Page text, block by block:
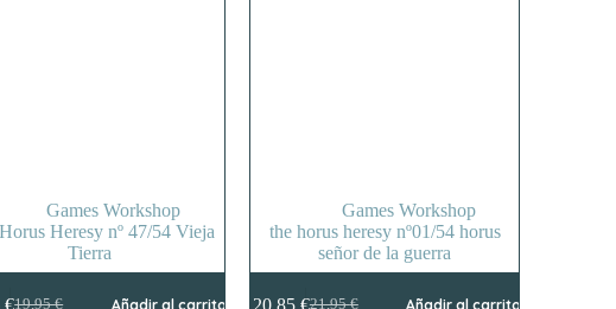
Games Workshop
Heresy nº 47/54 Vieja
Tierra
19,95€
€ Añadir al carrito
Games Workshop
the horus heresy nº01/54 horus
señor de la guerra
21,95€
20,85 € Añadir al carrito